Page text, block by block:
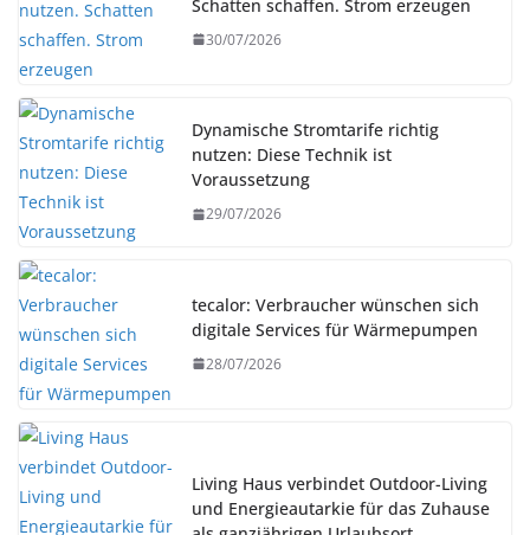
Schatten schaffen. Strom erzeugen
30/07/2026
Dynamische Stromtarife richtig
nutzen: Diese Technik ist
Voraussetzung
29/07/2026
tecalor: Verbraucher wünschen sich
digitale Services für Wärmepumpen
28/07/2026
Living Haus verbindet Outdoor-Living
und Energieautarkie für das Zuhause